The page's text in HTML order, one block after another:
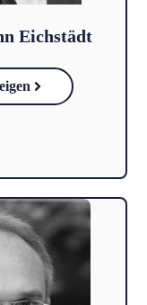
Eichstädt